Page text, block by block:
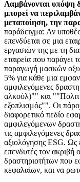
Λαμβάνονται υπόψη
μπορεί να
μεταποίηση, την
παράδειγμα: Αν
επενδύεται σε μια
εργασιών της με τη
εταιρεία που παράγει
παραγωγή μασκών
5% για κάθε μια
αμφιλεγόμενες
αλκοόλ)"" και
εξοπλισμός"". Οι
διαφορετικό πεδίο
αμφιλεγόμενων
τις αμφιλεγόμενες
αξιολόγησης ESG. Ως
επενδυτές τον
δραστηριοτήτων που
κεφαλαίων, και να